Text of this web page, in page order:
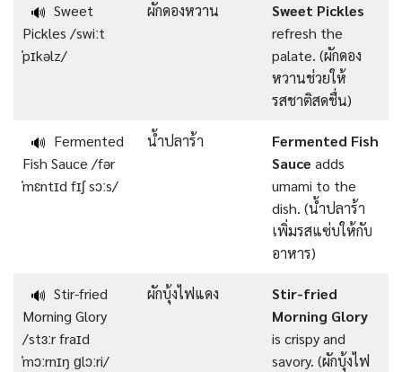
🔊 Sweet
Pickles /swiːt
ˈpɪkəlz/
ผักดองหวาน
Sweet Pickles
refresh the
palate. (ผักดอง
หวานช่วยให้
รสชาติสดชื่น)
🔊 Fermented
Fish Sauce /fər
ˈmɛntɪd fɪʃ sɔːs/
น้ำปลาร้า
Fermented Fish
Sauce adds
umami to the
dish. (น้ำปลาร้า
เพิ่มรสแซ่บให้กับ
อาหาร)
🔊 Stir-fried
Morning Glory
/stɜːr fraɪd
ˈmɔːrnɪŋ ɡlɔːri/
ผักบุ้งไฟแดง
Stir-fried
Morning Glory
is crispy and
savory. (ผักบุ้งไฟ